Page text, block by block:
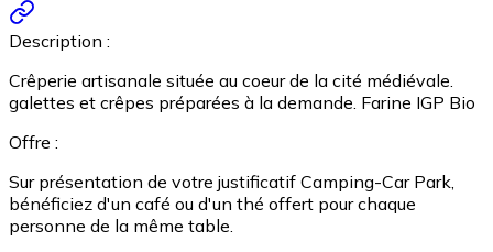
Description :
Crêperie artisanale située au coeur de la cité médiévale.
galettes et crêpes préparées à la demande. Farine IGP Bio
Offre :
Sur présentation de votre justificatif Camping-Car Park,
bénéficiez d'un café ou d'un thé offert pour chaque
personne de la même table.